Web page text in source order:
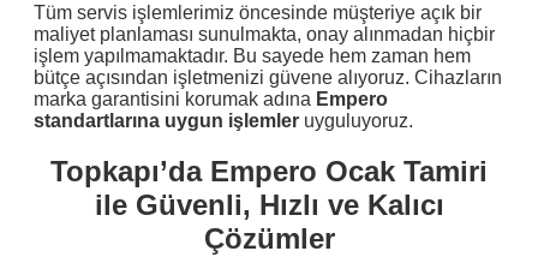
Tüm servis işlemlerimiz öncesinde müşteriye açık bir
maliyet planlaması sunulmakta, onay alınmadan hiçbir
işlem yapılmamaktadır. Bu sayede hem zaman hem
bütçe açısından işletmenizi güvene alıyoruz. Cihazların
marka garantisini korumak adına Empero
standartlarına uygun işlemler uyguluyoruz.
Topkapı’da Empero Ocak Tamiri
ile Güvenli, Hızlı ve Kalıcı
Çözümler